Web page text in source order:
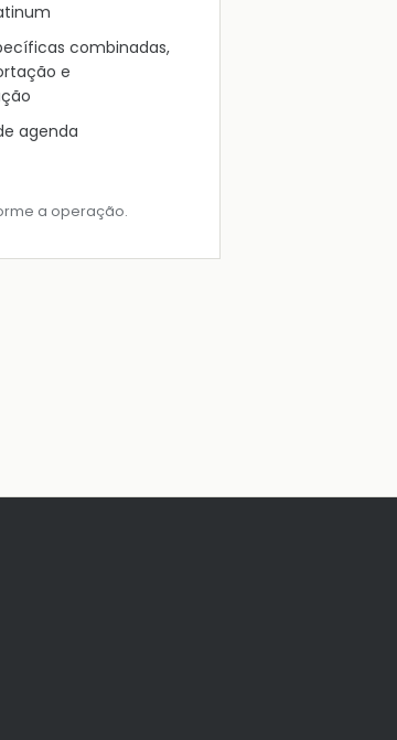
combinadas,
e
agenda
a operação.